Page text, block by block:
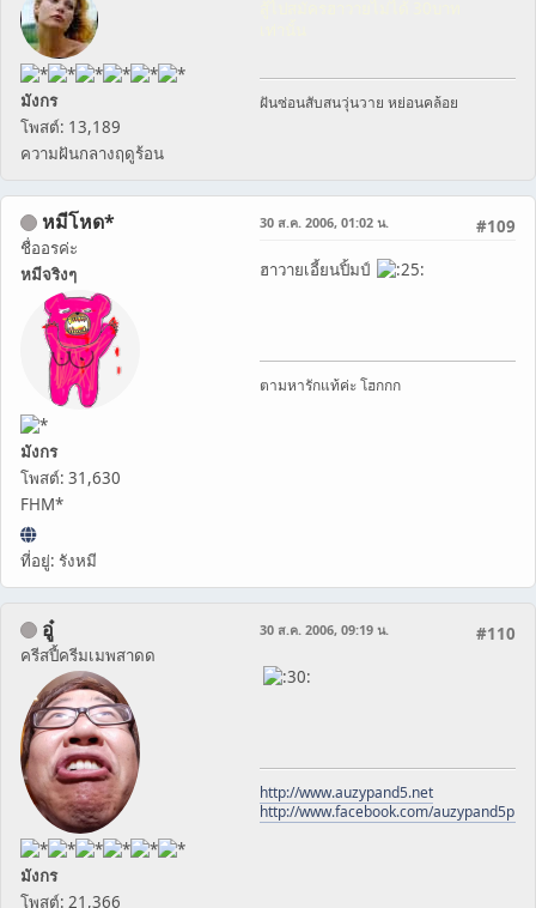
มังกร
โพสต์: 13,189
ความฝันกลางฤดูร้อน
ฝันซ่อนสับสนวุ่นวาย หย่อนคล้อย
หมีโหด*
ชื่ออรค่ะ
หมีจริงๆ
มังกร
โพสต์: 31,630
FHM*
ที่อยู่: รังหมี
#109
30 ส.ค. 2006, 01:02 น.
ฮาวายเอี้ยนปิ้มป์
ตามหารักแท้ค่ะ โฮกกก
อู๋
ครีสปี้ครีมเมพสาดด
มังกร
โพสต์: 21,366
#110
30 ส.ค. 2006, 09:19 น.
http://www.auzypand5.net
http://www.facebook.com/